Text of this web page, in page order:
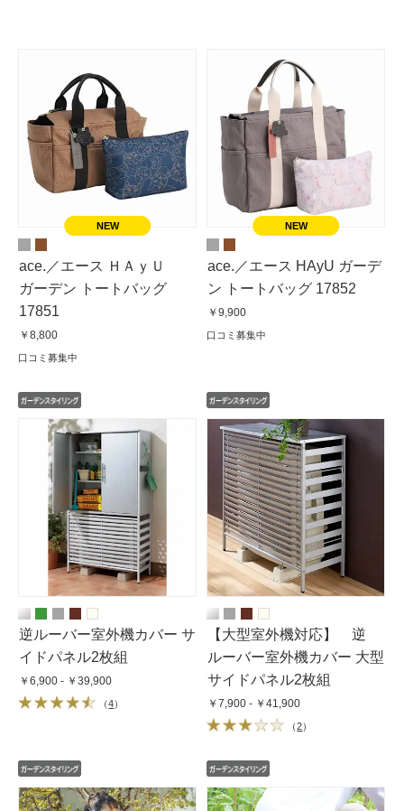
ace.／エース ＨＡｙＵ
ガーデン トートバッグ
17851
￥8,800
口コミ募集中
ace.／エース HAyU ガーデ
ン トートバッグ 17852
￥9,900
口コミ募集中
逆ルーバー室外機カバー サ
イドパネル2枚組
￥6,900 - ￥39,900
（4）
【大型室外機対応】 逆
ルーバー室外機カバー 大型
サイドパネル2枚組
￥7,900 - ￥41,900
（2）